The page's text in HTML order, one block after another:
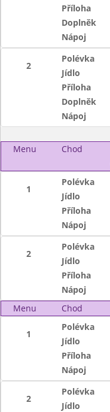
Příloha
Doplněk
Nápoj
2
Polévka
Jídlo
Příloha
Doplněk
Nápoj
Menu Chod
1
Polévka
Jídlo
Příloha
Nápoj
2
Polévka
Jídlo
Příloha
Nápoj
Menu
Chod
1
Polévka
Jídlo
Příloha
Nápoj
2
Polévka
Jídlo